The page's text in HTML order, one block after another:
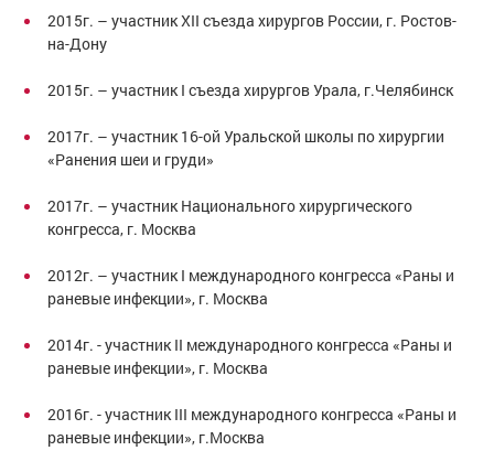
2015г. – участник ХII съезда хирургов России, г. Ростов-
на-Дону
2015г. – участник I съезда хирургов Урала, г.Челябинск
2017г. – участник 16-ой Уральской школы по хирургии
«Ранения шеи и груди»
2017г. – участник Национального хирургического
конгресса, г. Москва
2012г. – участник I международного конгресса «Раны и
раневые инфекции», г. Москва
2014г. - участник II международного конгресса «Раны и
раневые инфекции», г. Москва
2016г. - участник III международного конгресса «Раны и
раневые инфекции», г.Москва